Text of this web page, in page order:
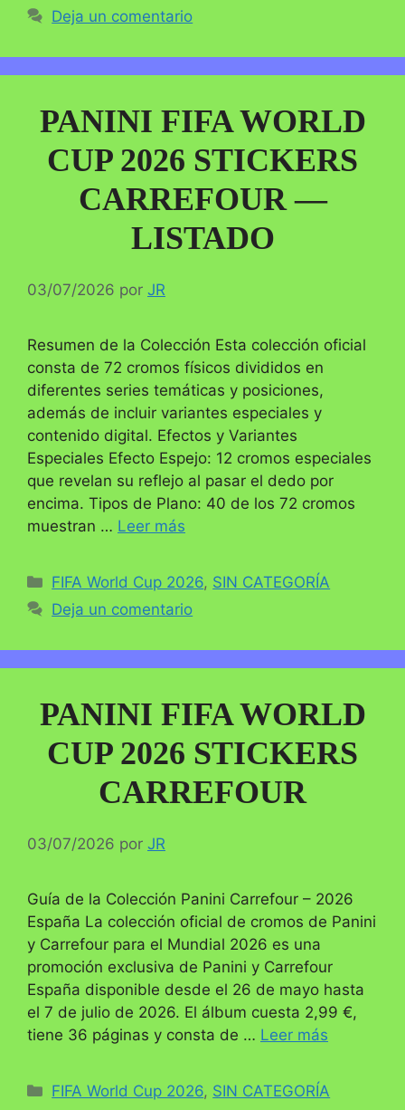
Deja un comentario
PANINI FIFA WORLD
CUP 2026 STICKERS
CARREFOUR —
LISTADO
03/07/2026 por JR
Resumen de la Colección Esta colección oficial
consta de 72 cromos físicos divididos en
diferentes series temáticas y posiciones,
además de incluir variantes especiales y
contenido digital. Efectos y Variantes
Especiales Efecto Espejo: 12 cromos especiales
que revelan su reflejo al pasar el dedo por
encima. Tipos de Plano: 40 de los 72 cromos
muestran … Leer más
Categorías
FIFA World Cup 2026, SIN CATEGORÍA
Deja un comentario
PANINI FIFA WORLD
CUP 2026 STICKERS
CARREFOUR
03/07/2026 por JR
Guía de la Colección Panini Carrefour – 2026
España La colección oficial de cromos de Panini
y Carrefour para el Mundial 2026 es una
promoción exclusiva de Panini y Carrefour
España disponible desde el 26 de mayo hasta
el 7 de julio de 2026. El álbum cuesta 2,99 €,
tiene 36 páginas y consta de … Leer más
Categorías
FIFA World Cup 2026, SIN CATEGORÍA